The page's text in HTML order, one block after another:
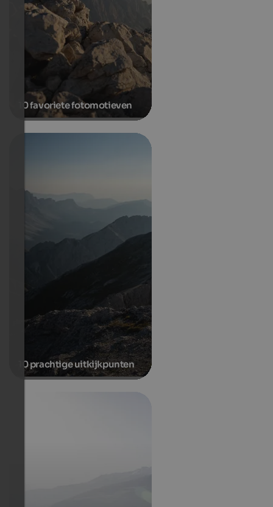
10 favoriete fotomotieven
10 prachtige uitkijkpunten